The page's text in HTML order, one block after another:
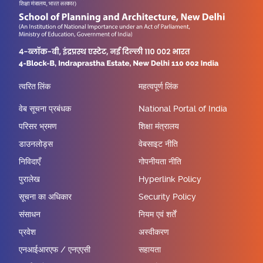
त्वरित लिंक
वेब सूचना प्रबंधक
परिसर भ्रमण
डाउनलोड्स
निविदाएँ
पुरालेख
सूचना का अधिकार
संसाधन
प्रवेश
एनआईआरएफ / एनएएसी
महत्वपूर्ण लिंक
National Portal of India
शिक्षा मंत्रालय
वेबसाइट नीति
गोपनीयता नीति
Hyperlink Policy
Security Policy
नियम एवं शर्तें
अस्वीकरण
सहायता